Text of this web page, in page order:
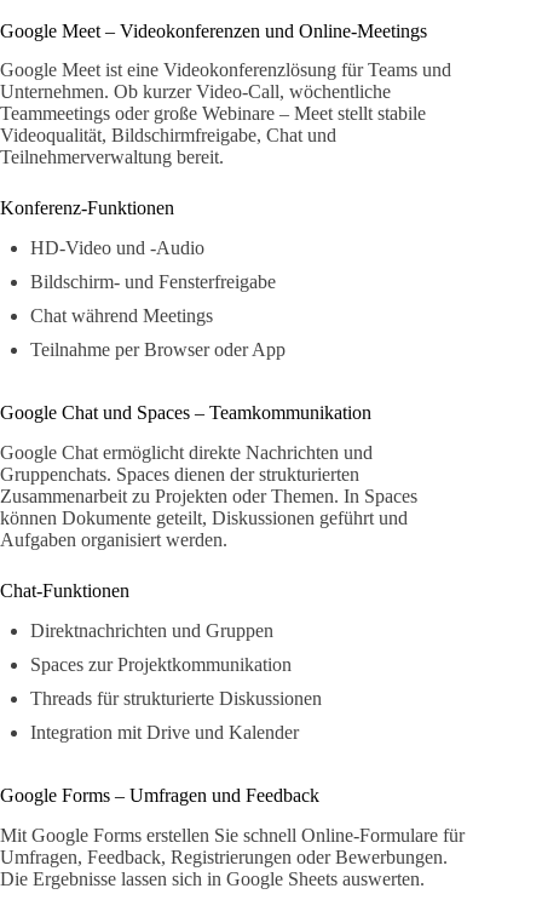
Google Meet – Videokonferenzen und Online-Meetings
Google Meet ist eine Videokonferenzlösung für Teams und
Unternehmen. Ob kurzer Video-Call, wöchentliche
Teammeetings oder große Webinare – Meet stellt stabile
Videoqualität, Bildschirmfreigabe, Chat und
Teilnehmerverwaltung bereit.
Konferenz-Funktionen
HD-Video und -Audio
Bildschirm- und Fensterfreigabe
Chat während Meetings
Teilnahme per Browser oder App
Google Chat und Spaces – Teamkommunikation
Google Chat ermöglicht direkte Nachrichten und
Gruppenchats. Spaces dienen der strukturierten
Zusammenarbeit zu Projekten oder Themen. In Spaces
können Dokumente geteilt, Diskussionen geführt und
Aufgaben organisiert werden.
Chat-Funktionen
Direktnachrichten und Gruppen
Spaces zur Projektkommunikation
Threads für strukturierte Diskussionen
Integration mit Drive und Kalender
Google Forms – Umfragen und Feedback
Mit Google Forms erstellen Sie schnell Online-Formulare für
Umfragen, Feedback, Registrierungen oder Bewerbungen.
Die Ergebnisse lassen sich in Google Sheets auswerten.